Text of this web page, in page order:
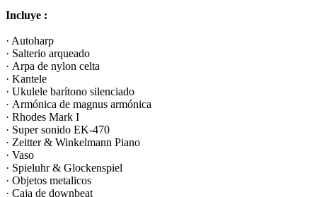
Incluye :
· Autoharp
· Salterio arqueado
· Arpa de nylon celta
· Kantele
· Ukulele barítono silenciado
· Armónica de magnus armónica
· Rhodes Mark I
· Super sonido EK-470
· Zeitter & Winkelmann Piano
· Vaso
· Spieluhr & Glockenspiel
· Objetos metalicos
· Caja de downbeat